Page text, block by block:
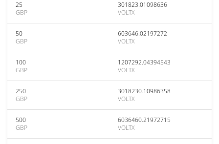
25
GBP
301823.01098636
VOLTX
50
GBP
603646.02197272
VOLTX
100
GBP
1207292.04394543
VOLTX
250
GBP
3018230.10986358
VOLTX
500
GBP
6036460.21972715
VOLTX